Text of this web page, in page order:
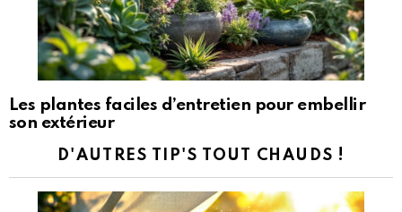
Les plantes faciles d’entretien pour embellir
son extérieur
D'AUTRES TIP'S TOUT CHAUDS !